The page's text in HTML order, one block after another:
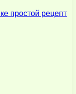
простой рецепт